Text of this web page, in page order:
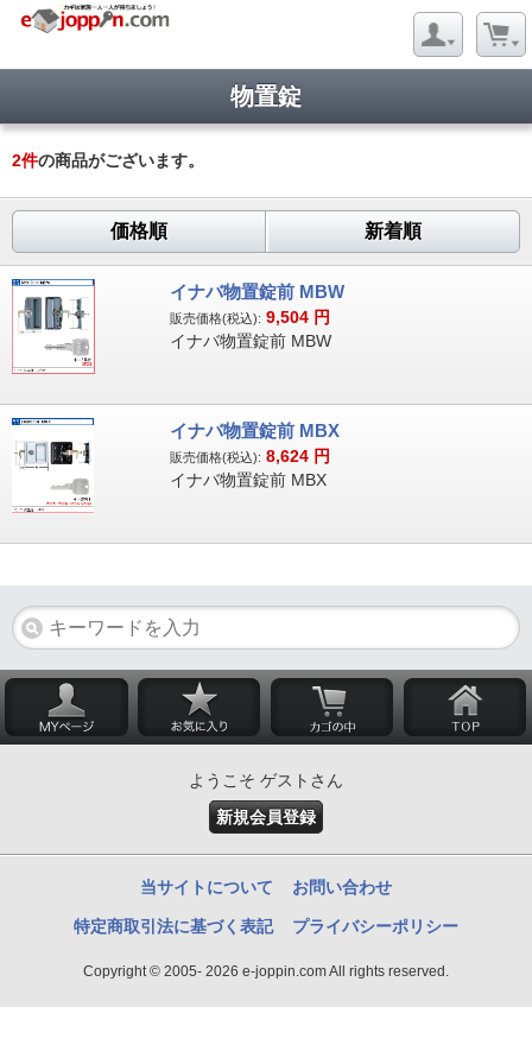
物置錠
2件の商品がございます。
価格順 新着順
イナバ物置錠前 MBW
販売価格(税込): 9,504 円
イナバ物置錠前 MBW
イナバ物置錠前 MBX
販売価格(税込): 8,624 円
イナバ物置錠前 MBX
ようこそ ゲストさん
新規会員登録
当サイトについて お問い合わせ
特定商取引法に基づく表記 プライバシーポリシー
Copyright © 2005- 2026 e-joppin.com All rights reserved.